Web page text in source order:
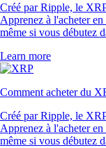
Créé par Ripple, le
Apprenez à l'acheter
même si vous débutez
Learn more
Comment acheter du
Créé par Ripple, le
Apprenez à l'acheter
même si vous débutez